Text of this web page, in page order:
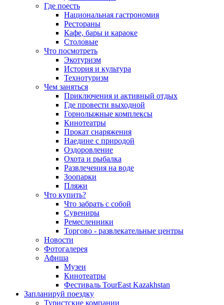
Где поесть
Национальная гастрономия
Рестораны
Кафе, бары и караоке
Столовые
Что посмотреть
Экотуризм
История и культура
Технотуризм
Чем заняться
Приключения и активный отдых
Где провести выходной
Горнолыжные комплексы
Кинотеатры
Прокат снаряжения
Наедине с природой
Оздоровление
Охота и рыбалка
Развлечения на воде
Зоопарки
Пляжи
Что купить?
Что забрать с собой
Сувениры
Ремесленники
Торгово - развлекательные центры
Новости
Фотогалерея
Афиша
Музеи
Кинотеатры
Фестиваль TourEast Kazakhstan
Запланируй поездку
Туристские компании